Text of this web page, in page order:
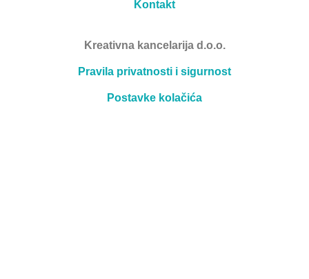
Kontakt
Kreativna kancelarija d.o.o.
Pravila privatnosti i sigurnost
Postavke kolačića